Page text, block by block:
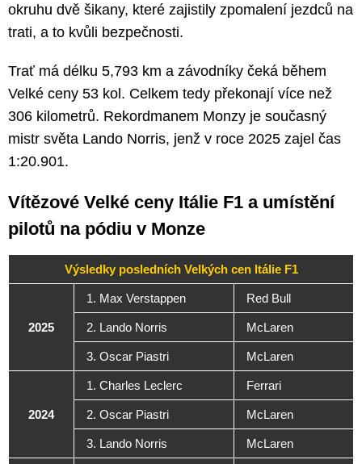
okruhu dvě šikany, které zajistily zpomalení jezdců na
trati, a to kvůli bezpečnosti.
Trať má délku 5,793 km a závodníky čeká během
Velké ceny 53 kol. Celkem tedy překonají více než
306 kilometrů. Rekordmanem Monzy je současný
mistr světa Lando Norris, jenž v roce 2025 zajel čas
1:20.901.
Vítězové Velké ceny Itálie F1 a umístění
pilotů na pódiu v Monze
Výsledky posledních Velkých cen Itálie F1
2025
1. Max Verstappen Red Bull
2. Lando Norris McLaren
3. Oscar Piastri McLaren
2024
1. Charles Leclerc Ferrari
2. Oscar Piastri McLaren
3. Lando Norris McLaren